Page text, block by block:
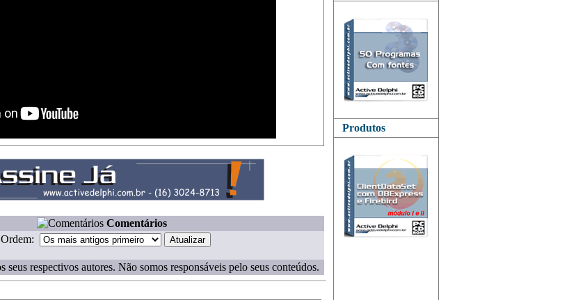
Comentários
seus respectivos autores. Não somos responsáveis pelo seus conteúdos.
Produtos